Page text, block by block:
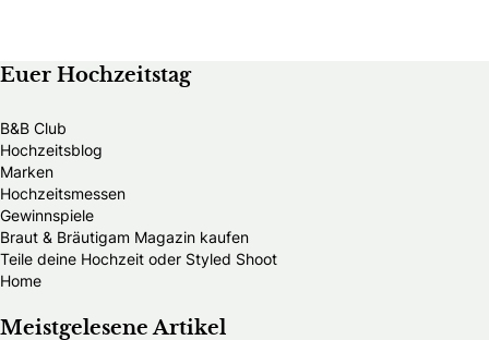
Euer Hochzeitstag
B&B Club
Hochzeitsblog
Marken
Hochzeitsmessen
Gewinnspiele
Braut & Bräutigam Magazin kaufen
Teile deine Hochzeit oder Styled Shoot
Home
Meistgelesene Artikel